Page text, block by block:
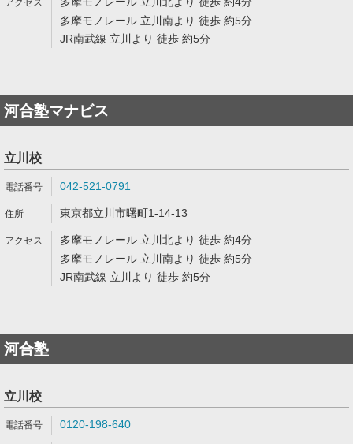
多摩モノレール 立川南より 徒歩 約5分
JR南武線 立川より 徒歩 約5分
河合塾マナビス
立川校
042-521-0791
東京都立川市曙町1-14-13
多摩モノレール 立川北より 徒歩 約4分
多摩モノレール 立川南より 徒歩 約5分
JR南武線 立川より 徒歩 約5分
河合塾
立川校
0120-198-640